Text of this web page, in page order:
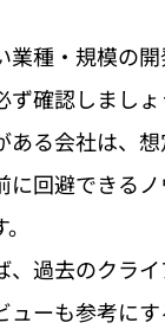
業種・規模の
ず確認しまし
ある会社は、想
に回避できる
、過去のクラ
ューも参考に